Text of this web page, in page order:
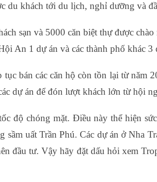
du khách tới du lịch, nghỉ dưỡng và
sạn và 5000 căn biệt thự được
An 1 dự án và các thành phố khác 3
bán các căn hộ còn tồn lại từ năm
dự án để đón lượt khách lớn từ hội
độ chóng mặt. Điều này thể hiện
uất Trần Phú. Các dự án ở Nha
đầu tư. Vậy hãy đặt dấu hỏi xem